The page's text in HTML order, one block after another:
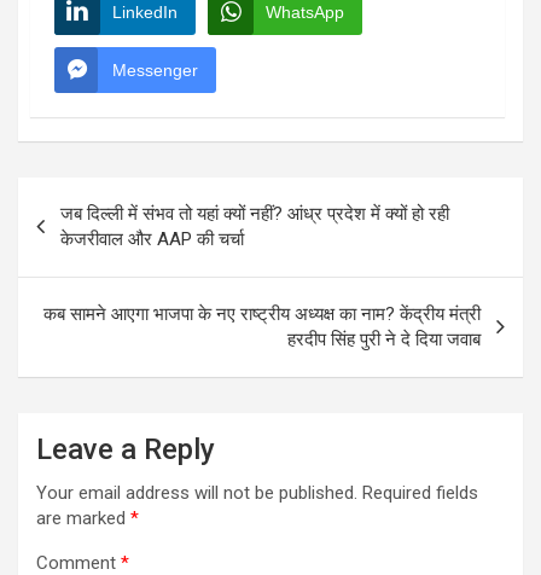
LinkedIn WhatsApp
Messenger
navigation
जब दिल्ली में संभव तो यहां क्यों नहीं? आंध्र प्रदेश में क्यों हो रही
केजरीवाल और AAP की चर्चा
कब सामने आएगा भाजपा के नए राष्ट्रीय अध्यक्ष का नाम? केंद्रीय मंत्री
हरदीप सिंह पुरी ने दे दिया जवाब
Leave a Reply
Your email address will not be published. Required fields
are marked *
Comment *